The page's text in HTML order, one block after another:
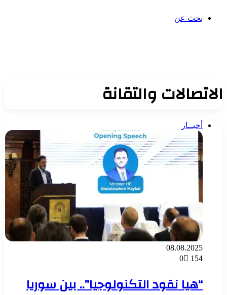
بحث عن
الاتصالات والتقانة
أخبــار
08.08.2025
0
154
“هيا نقود التكنولوجيا”.. بين سوريا